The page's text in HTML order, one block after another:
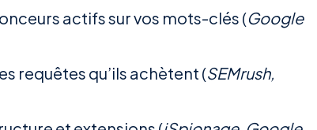
actifs sur vos mots-clés (Google
requêtes qu’ils achètent (SEMrush,